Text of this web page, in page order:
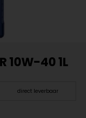
10W-40 1L
direct leverbaar